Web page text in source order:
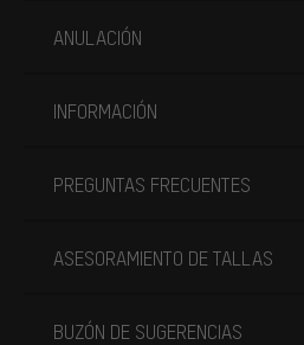
ANULACIÓN
INFORMACIÓN
PREGUNTAS FRECUENTES
ASESORAMIENTO DE TALLAS
BUZÓN DE SUGERENCIAS